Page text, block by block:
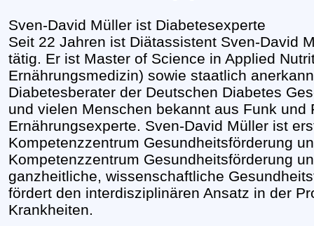
Sven-David Müller ist Diabetesexperte
Seit 22 Jahren ist Diätassistent Sven-David
tätig. Er ist Master of Science in Applied
Ernährungsmedizin) sowie staatlich
Diabetesberater der Deutschen Diabetes
und vielen Menschen bekannt aus Funk und
Ernährungsexperte. Sven-David Müller ist
Kompetenzzentrum Gesundheitsförderung
Kompetenzzentrum Gesundheitsförderung
ganzheitliche, wissenschaftliche
fördert den interdisziplinären Ansatz in der
Krankheiten.